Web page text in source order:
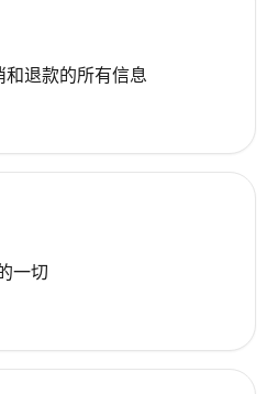
退款的所有信息
一切